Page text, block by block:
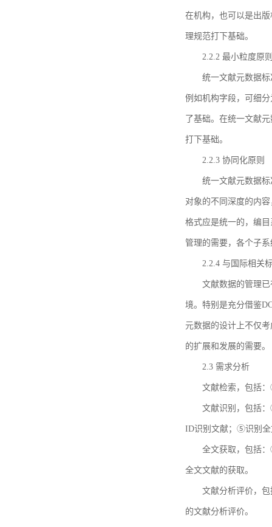
在机构，也可以是出
理规范打下基础。
2.2.2 最小粒度原
统一文献元数据
例如机构字段，可细
了基础。在统一文献
打下基础。
2.2.3 协同化原则
统一文献元数据
对象的不同深度的内
格式应是统一的，编
管理的需要，各个子
2.2.4 与国际相关
文献数据的管理
境。特别是充分借鉴
元数据的设计上不仅
的扩展和发展的需要。
2.3 需求分析
文献检索，包括
文献识别，包括
ID识别文献；⑤识别全
全文获取，包括
全文文献的获取。
文献分析评价，
的文献分析评价。